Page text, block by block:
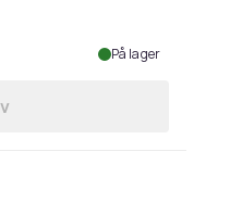
På lager
Fluesmekker i